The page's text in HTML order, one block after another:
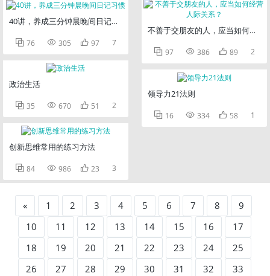
40讲，养成三分钟晨晚间日记习惯
 76  305  97 7
政治生活
 35  670  51 2
创新思维常用的练习方法
 84  986  23 3
不善于交朋友的人，应当如何经营
 97  386  89 2
领导力21法则
 16  334  58 1
« 1 2 3 4 5 6 7 8
9
10
11 12 13 14 15 16
17
18
19 20 21 22 23 24
25
26
27 28 29 30 31 32
33